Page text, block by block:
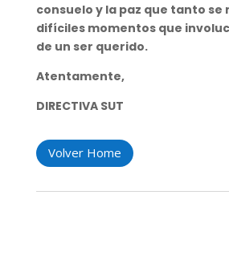
consuelo y la paz que tanto se
difíciles momentos que
de un ser querido.
Atentamente,
DIRECTIVA SUT
Volver Home